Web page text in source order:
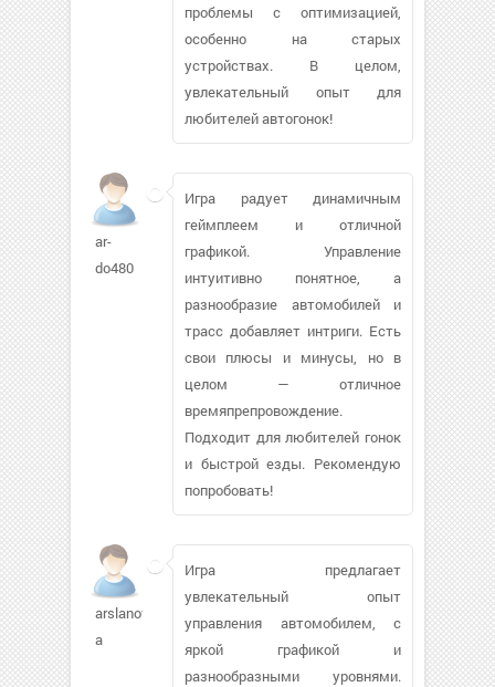
проблемы с оптимизацией,
особенно на старых
устройствах. В целом,
увлекательный опыт для
любителей автогонок!
ar-
do480
Игра радует динамичным
геймплеем и отличной
графикой. Управление
интуитивно понятное, а
разнообразие автомобилей и
трасс добавляет интриги. Есть
свои плюсы и минусы, но в
целом — отличное
времяпрепровождение.
Подходит для любителей гонок
и быстрой езды. Рекомендую
попробовать!
arslanov-
a
Игра предлагает
увлекательный опыт
управления автомобилем, с
яркой графикой и
разнообразными уровнями.